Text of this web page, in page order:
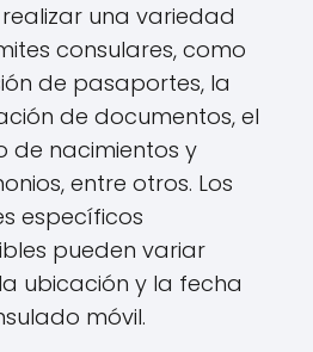
una variedad
consulares, como
de pasaportes, la
de documentos, el
de nacimientos y
entre otros. Los
específicos
pueden variar
ubicación y la fecha
móvil.